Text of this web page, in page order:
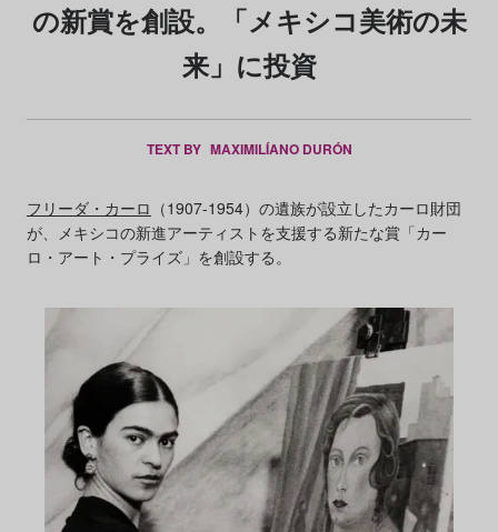
の新賞を創設。「メキシコ美術の未
来」に投資
TEXT BY MAXIMILÍANO DURÓN
フリーダ・カーロ （1907-1954）の遺族が設立したカーロ財団
が、メキシコの新進アーティストを支援する新たな賞「カー
ロ・アート・プライズ」を創設する。